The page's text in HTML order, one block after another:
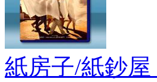
紙房子/紙鈔屋